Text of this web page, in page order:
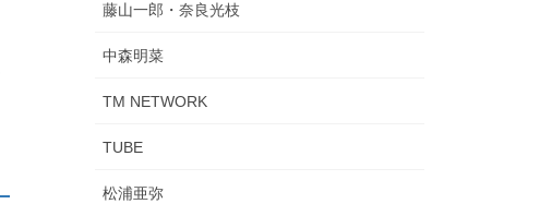
藤山一郎・奈良光枝
中森明菜
TM NETWORK
TUBE
松浦亜弥